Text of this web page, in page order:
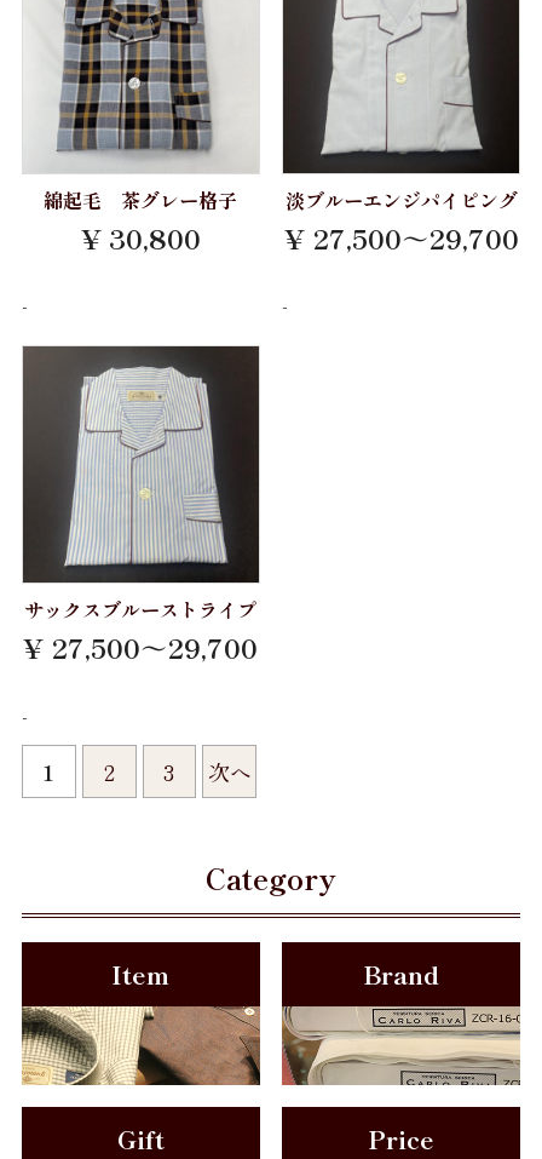
綿起毛 茶グレー格子
¥ 30,800
-
淡ブルーエンジパイピング
¥ 27,500～29,700
-
サックスブルーストライプ
¥ 27,500～29,700
-
1
2 3 次へ
Category
Item Brand
Gift Price